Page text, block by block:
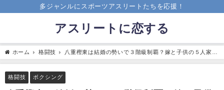
多ジャンルにスポーツアスリートたちを応援！
アスリートに恋する
ホーム 格闘技
八重樫東は結婚の勢いで３階級制覇？嫁と子供の５人家族
の明るい自宅が癒しになってる？
格闘技 ボクシング